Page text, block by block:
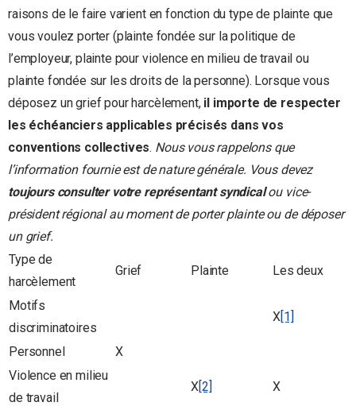
raisons de le faire varient en fonction du type de plainte que
vous voulez porter (plainte fondée sur la politique de
l’employeur, plainte pour violence en milieu de travail ou
plainte fondée sur les droits de la personne). Lorsque vous
déposez un grief pour harcèlement, il importe de respecter
les échéanciers applicables précisés dans vos
conventions collectives. Nous vous rappelons que
l’information fournie est de nature générale. Vous devez
toujours consulter votre représentant syndicalou vice-
président régional au moment de porter plainte ou de déposer
un grief.
Type de
harcèlement
Grief Plainte Les deux
Motifs
discriminatoires
X[1]
Personnel
X
Violence en milieu
de travail
X[2] X